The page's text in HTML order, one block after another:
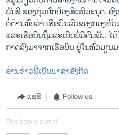
ບັນຊີ ຂອງກຸ່ມ​ປົກ​ປ້ອງສິດທິມະນຸດ, ອົ
ຕໍ່ຕ້ານພົບວ່າ ເຮືອບິນລົບຂອງກອງທັບ
ແລະເຮືອບິນຖິ້ມລະເບີດບໍ່ມີຄົນຂັບ, ໄ
ກາດລົງມາຈາກເຮືອບິນ ​ຢູ່​ໃນທົ່ວມຽນ
ອ່ານຂ່າວນີ້ເປັນພາສາອັງກິດ
ແຊຣ໌ Follow us
This item is part of